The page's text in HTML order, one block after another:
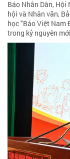
Báo Nhân Dân, Hội
hội và Nhân văn,
học "Báo Việt Nam
trong kỷ nguyên